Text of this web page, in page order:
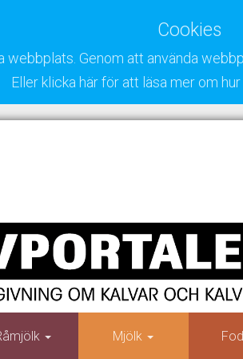
Cookies
Genom att använda
Eller klicka här för att läsa mer om
Mjölk